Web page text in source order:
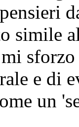
simile
e di
un